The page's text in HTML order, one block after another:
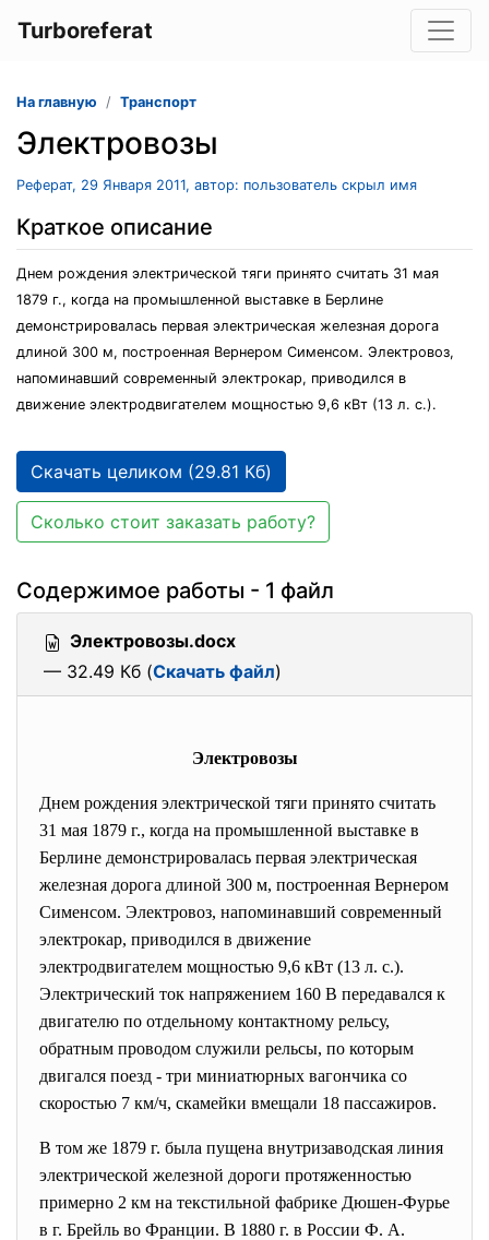
Turboreferat
На главную Транспорт
Электровозы
Реферат, 29 Января 2011, автор: пользователь скрыл имя
Краткое описание
Днем рождения электрической тяги принято считать 31 мая
1879 г., когда на промышленной выставке в Берлине
демонстрировалась первая электрическая железная дорога
длиной 300 м, построенная Вернером Сименсом. Электровоз,
напоминавший современный электрокар, приводился в
движение электродвигателем мощностью 9,6 кВт (13 л. с.).
Скачать целиком (29.81 Кб)
Сколько стоит заказать работу?
Содержимое работы - 1 файл
Электровозы.docx
— 32.49 Кб (Скачать файл)
Электровозы
Днем рождения электрической тяги принято считать
31 мая 1879 г., когда на промышленной выставке в
Берлине демонстрировалась первая электрическая
железная дорога длиной 300 м, построенная Вернером
Сименсом. Электровоз, напоминавший современный
электрокар, приводился в движение
электродвигателем мощностью 9,6 кВт (13 л. с.).
Электрический ток напряжением 160 В передавался к
двигателю по отдельному контактному рельсу,
обратным проводом служили рельсы, по которым
двигался поезд - три миниатюрных вагончика со
скоростью 7 км/ч, скамейки вмещали 18 пассажиров.
В том же 1879 г. была пущена внутризаводская линия
электрической железной дороги протяженностью
примерно 2 км на текстильной фабрике Дюшен-Фурье
в г. Брейль во Франции. В 1880 г. в России Ф. А.